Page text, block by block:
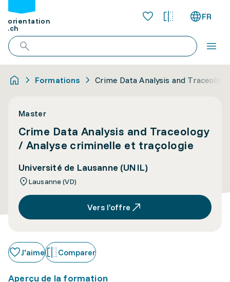
orientation
.ch
FR
Formations Crime Data Analysis and
Master
Crime Data Analysis and Traceology
/ Analyse criminelle et traçologie
Université de Lausanne (UNIL)
Lausanne (VD)
Vers l’offre
J'aime Comparer
Aperçu de la formation